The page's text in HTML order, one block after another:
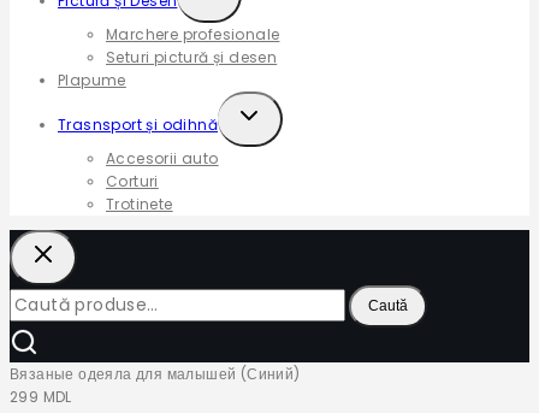
menu
Marchere profesionale
Seturi pictură și desen
Plapume
Trasnsport și odihnă
Expand
Accesorii auto
Corturi
Trotinete
Caută
după:
Caută
Вязаные одеяла для малышей (Синий)
299 MDL